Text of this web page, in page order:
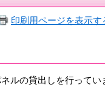
印刷用ページを表示す
ルの貸出しを行ってい